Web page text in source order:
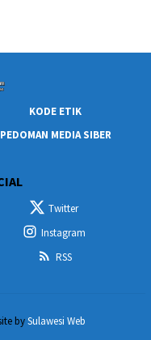
KODE ETIK
PEDOMAN MEDIA SIBER
Twitter
Instagram
RSS
bySulawesi Web